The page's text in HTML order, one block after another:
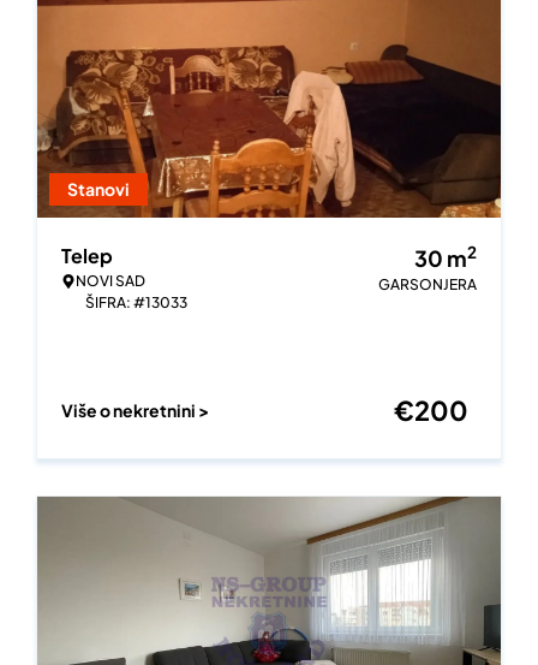
Stanovi
Telep
NOVI SAD
ŠIFRA: #13033
30 m2
GARSONJERA
Više o nekretnini > €200